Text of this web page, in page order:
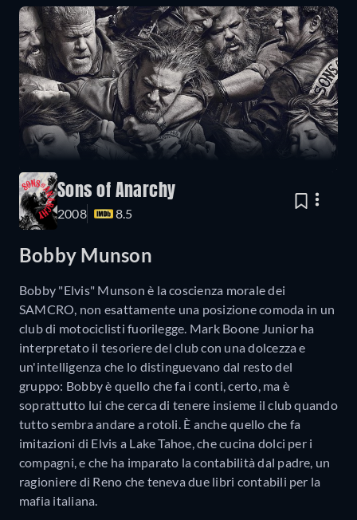
Sons of Anarchy
2008 8.5
Bobby Munson
Bobby "Elvis" Munson è la coscienza morale dei
SAMCRO, non esattamente una posizione comoda in un
club di motociclisti fuorilegge. Mark Boone Junior ha
interpretato il tesoriere del club con una dolcezza e
un'intelligenza che lo distinguevano dal resto del
gruppo: Bobby è quello che fa i conti, certo, ma è
soprattutto lui che cerca di tenere insieme il club quando
tutto sembra andare a rotoli. È anche quello che fa
imitazioni di Elvis a Lake Tahoe, che cucina dolci per i
compagni, e che ha imparato la contabilità dal padre, un
ragioniere di Reno che teneva due libri contabili per la
mafia italiana.